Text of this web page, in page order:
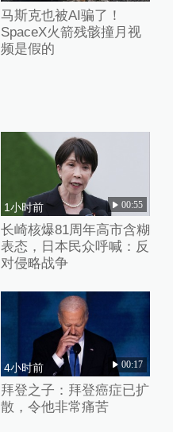
马斯克也被AI骗了！
SpaceX火箭残骸撞月视
频是假的
1小时前 00:55
长崎核爆81周年高市含糊
表态，日本民众呼喊：反
对侵略战争
4小时前 00:17
拜登之子：拜登癌症已扩
散，令他非常痛苦